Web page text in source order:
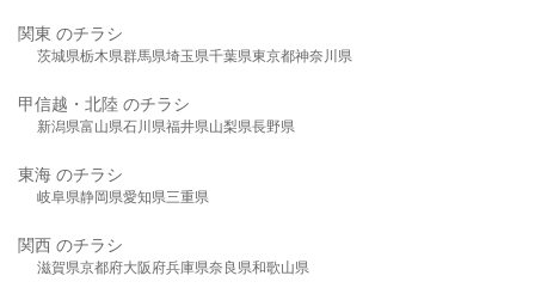
関東 のチラシ
茨城県栃木県群馬県埼玉県千葉県東京都神奈川県
甲信越・北陸 のチラシ
新潟県富山県石川県福井県山梨県長野県
東海 のチラシ
岐阜県静岡県愛知県三重県
関西 のチラシ
滋賀県京都府大阪府兵庫県奈良県和歌山県